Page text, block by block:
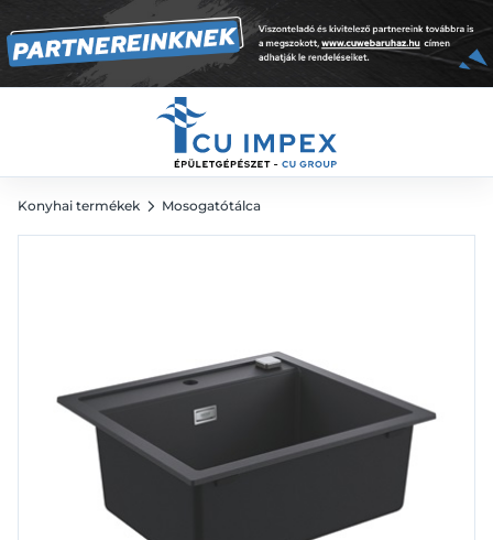
Konyhai termékek Mosogatótálca
120 759 Ft